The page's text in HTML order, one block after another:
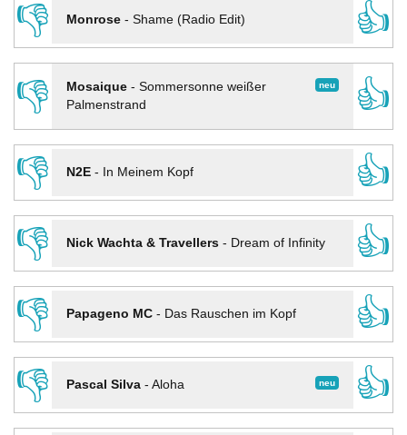
👎
Monrose- Shame (Radio Edit)
👍
👎
neu
Mosaique- Sommersonne weißer
Palmenstrand
👍
👎
N2E- In Meinem Kopf
👍
👎
Nick Wachta & Travellers- Dream of Infinity
👍
👎
Papageno MC- Das Rauschen im Kopf
👍
👎
neu
Pascal Silva- Aloha
👍